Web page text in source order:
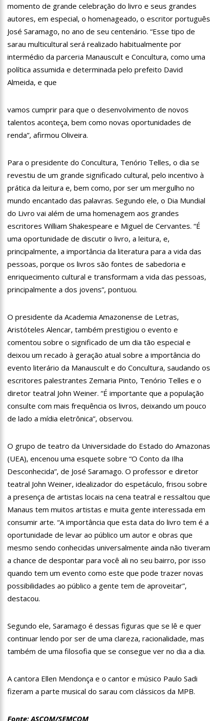
11:59 Empresário ‘Passarão’, dono do porto Chibatão, morre em
São Paulo
11:52
Petrobras anuncia nova política de preços de combustíveis
11:36
Acusado de divulgar fotos de corpo de Marília Mendonça e
de outros artistas mortos vira réu
11:28 Casal é surpreendido com gravidez de sêxtuplos e pai ‘passa
11:09 Bruna Biancardi ganha mimo de R$ 820 de Neymar: ‘Se fez
presente mesmo distante’
14:30 Wilson Lima entrega Caimi Ada Rodrigues Viana revitalizado
14:25
Confira quais bairros de Manaus ficarão sem energia nesta
segunda-feira (15)
14:17 Motoristas de aplicativo entram em greve em todo o Brasil
14:10 Após matar colegas, policial grava vídeo: “Te vejo no inferno”;
assista
13:52 Jovem sofre queimaduras de 1º grau no rosto após celular
Mulher morre atropelada a caminho do trabalho em Manaus
13:05 Cultura Manaus: 21ª Semana Nacional de Museus conta com
vasta programação em nove espaços culturais
12:57 Agenor Tupinambá tem primeiro encontro com namorado
Prefeitura de Manaus realiza 1ª Feira Folclórica no Centro
Cultural Povos da Amazônia
12:56 OMS declara fim da emergência em saúde por mpox
12:45 Fornecedores entram com pedido de falência das lojas
Marisa
11:19 Secretaria de Fazenda alerta para golpes com pagamento
falso de IPVA por Pix
Idosa comemora 107 anos com festa temática da Barbie e
encanta web
10:43 Bolsonaro virá a Manaus ainda este ano para fortalecer pré-
10:26 Ex-noivo de Marília Mendonça choca fãs com homenagem a
Aos 43 anos, mulher com deficiência contrata jovem para
fazer sexo pela primeira vez
12:56 Virginia Fonseca mente sobre avião e Zé Felipe enfrenta
crise na carreira
12:46 Enfermeiros do HPS 28 de Agosto são aprovados em
processo seletivo do Hospital Freiberg, na Alemanha
12:42 Casal morre em acidente de trânsito em avenida de Manaus
humorista
12:24 Livre da Globo, Galvão Bueno realiza sonho antigo e estreia
programa
11:35
Com Lei Paulo Gustavo, governo garante R$ 3,8 bilhões para
a cultura
13:32 Governo do Amazonas vai em busca de modelo de parques
ecoindustriais na Coreia do Sul
13:24
Mulher é sequestrada, agredida e tem o cabelo raspado por
dívida de droga
momento de grande celebração do livro e seus grandes
autores, em especial, o homenageado, o escritor português
José Saramago, no ano de seu centenário. “Esse tipo de
sarau multicultural será realizado habitualmente por
intermédio da parceria Manauscult e Concultura, como uma
política assumida e determinada pelo prefeito David
Almeida, e que
vamos cumprir para que o desenvolvimento de novos
talentos aconteça, bem como novas oportunidades de
renda”, afirmou Oliveira.
Para o presidente do Concultura, Tenório Telles, o dia se
revestiu de um grande significado cultural, pelo incentivo à
prática da leitura e, bem como, por ser um mergulho no
mundo encantado das palavras. Segundo ele, o Dia Mundial
do Livro vai além de uma homenagem aos grandes
escritores William Shakespeare e Miguel de Cervantes. “É
uma oportunidade de discutir o livro, a leitura, e,
principalmente, a importância da literatura para a vida das
pessoas, porque os livros são fontes de sabedoria e
enriquecimento cultural e transformam a vida das pessoas,
principalmente a dos jovens”, pontuou.
O presidente da Academia Amazonense de Letras,
Aristóteles Alencar, também prestigiou o evento e
comentou sobre o significado de um dia tão especial e
deixou um recado à geração atual sobre a importância do
evento literário da Manauscult e do Concultura, saudando os
escritores palestrantes Zemaria Pinto, Tenório Telles e o
diretor teatral John Weiner. “É importante que a população
consulte com mais frequência os livros, deixando um pouco
de lado a mídia eletrônica”, observou.
O grupo de teatro da Universidade do Estado do Amazonas
(UEA), encenou uma esquete sobre “O Conto da Ilha
Desconhecida”, de José Saramago. O professor e diretor
teatral John Weiner, idealizador do espetáculo, frisou sobre
a presença de artistas locais na cena teatral e ressaltou que
Manaus tem muitos artistas e muita gente interessada em
consumir arte. “A importância que esta data do livro tem é a
oportunidade de levar ao público um autor e obras que
mesmo sendo conhecidas universalmente ainda não tiveram
a chance de despontar para você ali no seu bairro, por isso
quando tem um evento como este que pode trazer novas
possibilidades ao público a gente tem de aproveitar”,
destacou.
Segundo ele, Saramago é dessas figuras que se lê e quer
continuar lendo por ser de uma clareza, racionalidade, mas
também de uma filosofia que se consegue ver no dia a dia.
A cantora Ellen Mendonça e o cantor e músico Paulo Sadi
fizeram a parte musical do sarau com clássicos da MPB.
Fonte: ASCOM/SEMCOM